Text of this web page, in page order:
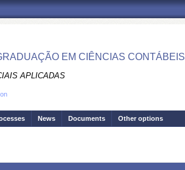
EM CIÊNCIAS CONTÁBEIS
APLICADAS
News Documents Other options